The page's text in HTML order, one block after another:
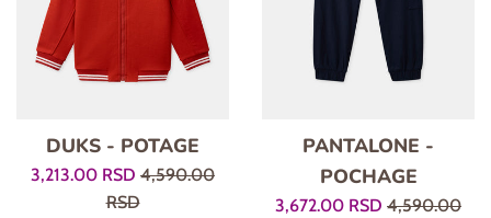
DUKS - POTAGE
Prodajna
3,213.00 RSD Regularna
cena
4,590.00
RSD
PANTALONE -
POCHAGE
Prodajna
3,672.00 RSD Regularna
4,590.00